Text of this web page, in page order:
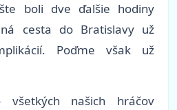
boli dve ďalšie hodiny
cesta do Bratislavy už
Poďme však už
našich hráčov